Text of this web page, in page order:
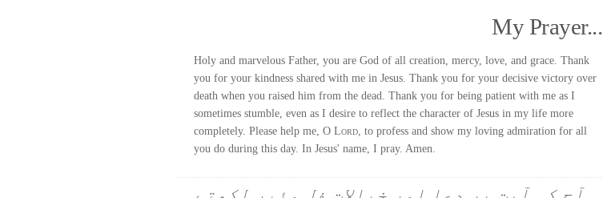
My Prayer...
Holy and marvelous Father, you are God of all creation, mercy, love, and grace. Thank
you for your kindness shared with me in Jesus. Thank you for your decisive victory over
death when you raised him from the dead. Thank you for being patient with me as I
sometimes stumble, even as I desire to reflect the character of Jesus in my life more
completely. Please help me, O Lord, to profess and show my loving admiration for all
you do during this day. In Jesus' name, I pray. Amen.